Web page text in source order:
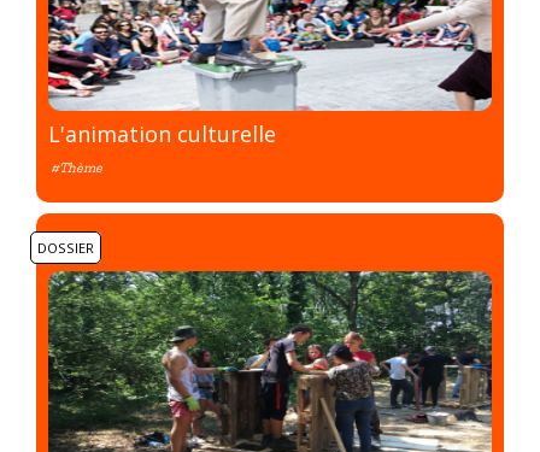
L'animation culturelle
#Thème
DOSSIER